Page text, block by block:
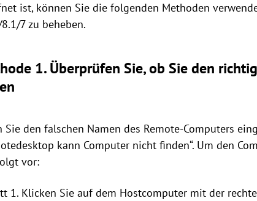
ist, können Sie die folgenden Methoden
7 zu beheben.
1. Überprüfen Sie, ob Sie den
Sie den falschen Namen des Remote-Computers
kann Computer nicht finden“. Um den
vor:
1. Klicken Sie auf dem Hostcomputer mit der